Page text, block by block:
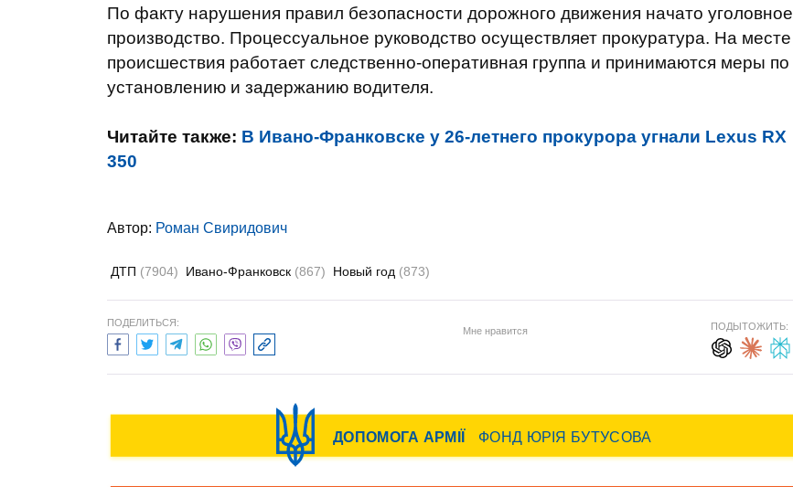
По факту нарушения правил безопасности дорожного движения начато уголовное
производство. Процессуальное руководство осуществляет прокуратура. На месте
происшествия работает следственно-оперативная группа и принимаются меры по
установлению и задержанию водителя.
Читайте также: В Ивано-Франковске у 26-летнего прокурора угнали Lexus RX
350
Автор: Роман Свиридович
ДТП (7904) Ивано-Франковск (867) Новый год (873)
ПОДЕЛИТЬСЯ:
Мне нравится ПОДЫТОЖИТЬ: